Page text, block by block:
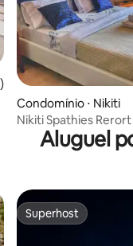
avaliação média de
Condomínio ⋅ Nikiti
Nikiti Spathies
VillageAluguel
Superhost
Superhost